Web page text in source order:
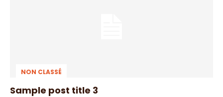
NON CLASSÉ
Sample post title 3